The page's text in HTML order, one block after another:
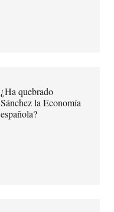
¿Ha quebrado
Sánchez la Economía
española?